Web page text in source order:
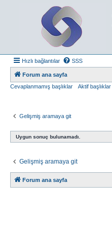
Hızlı bağlantılar SSS
Forum ana sayfa
Cevaplanmamış başlıklar
Aktif başlıklar
Gelişmiş aramaya git
Uygun sonuç bulunamadı.
Gelişmiş aramaya git
Forum ana sayfa